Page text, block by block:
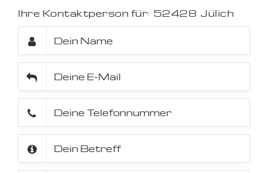
Ihre Kontaktperson für: 52428 Jülich